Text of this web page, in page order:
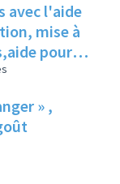
avec l'aide
mise à
pour
» ,